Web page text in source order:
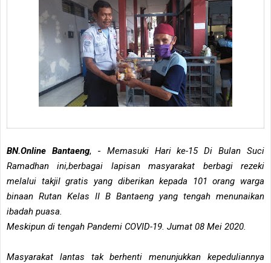
BN.Online Bantaeng, - Memasuki Hari ke-15 Di Bulan Suci
Ramadhan ini,berbagai lapisan masyarakat berbagi rezeki
melalui takjil gratis yang diberikan kepada 101 orang warga
binaan Rutan Kelas II B Bantaeng yang tengah menunaikan
ibadah puasa.
Meskipun di tengah Pandemi COVID-19. Jumat 08 Mei 2020.
Masyarakat lantas tak berhenti menunjukkan kepeduliannya